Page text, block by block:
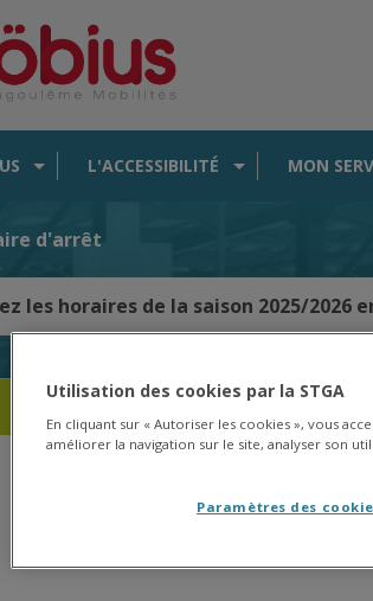
L'ACCESSIBILITÉ MON
d'arrêt
les horaires de la saison 2025/2026
Utilisation des cookies par la STGA
En cliquant sur « Autoriser les cookies », vous
améliorer la navigation sur le site, analyser son
Paramètres des